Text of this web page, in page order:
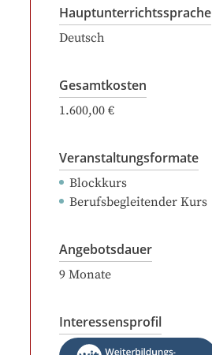
Hauptunterrichtssprache
Deutsch
Gesamtkosten
1.600,00 €
Veranstaltungsformate
Blockkurs
Berufsbegleitender Kurs
Angebotsdauer
9 Monate
Interessensprofil